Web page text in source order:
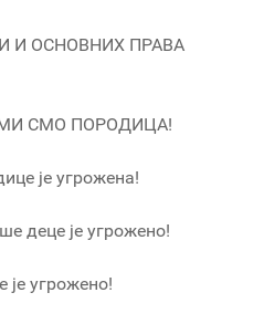
И ОСНОВНИХ ПРАВА
СМО ПОРОДИЦА!
је угрожена!
деце је угрожено!
угрожено!